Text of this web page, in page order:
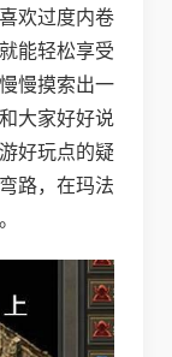
欢过度内卷
能轻松享受
慢摸索出一
大家好好说
好玩点的疑
路，在玛法